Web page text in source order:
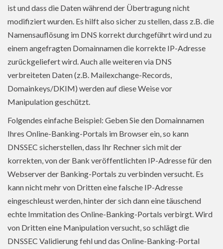
ist und dass die Daten während der Übertragung nicht
modifiziert wurden. Es hilft also sicher zu stellen, dass z.B. die
Namensauflösung im DNS korrekt durchgeführt wird und zu
einem angefragten Domainnamen die korrekte IP-Adresse
zurückgeliefert wird. Auch alle weiteren via DNS
verbreiteten Daten (z.B. Mailexchange-Records,
Domainkeys/DKIM) werden auf diese Weise vor
Manipulation geschützt.
Folgendes einfache Beispiel: Geben Sie den Domainnamen
Ihres Online-Banking-Portals im Browser ein, so kann
DNSSEC sicherstellen, dass Ihr Rechner sich mit der
korrekten, von der Bank veröffentlichten IP-Adresse für den
Webserver der Banking-Portals zu verbinden versucht. Es
kann nicht mehr von Dritten eine falsche IP-Adresse
eingeschleust werden, hinter der sich dann eine täuschend
echte Immitation des Online-Banking-Portals verbirgt. Wird
von Dritten eine Manipulation versucht, so schlägt die
DNSSEC Validierung fehl und das Online-Banking-Portal